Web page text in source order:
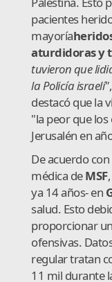
pacientes
mayoría
aturdidoras y
tuvieron que
la Policía israelí"
destacó que la
"la peor que los
Jerusalén en
De acuerdo con
médica deMSF
ya 14 años- en
salud. Esto
proporcionar
ofensivas.
regular tratan
11 mil durante